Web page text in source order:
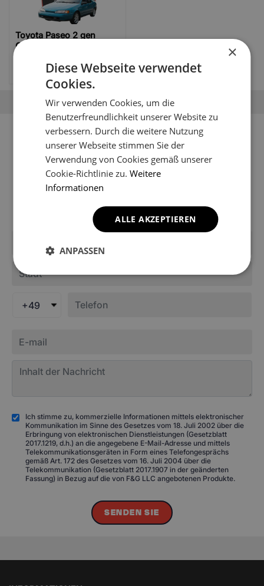
Toyota Paseo 2 gen
Coupe 2 Türer (1995-
EUR
Sie können Ihr Fahrzeugmodell
nicht finden?
Möglicherweise ist es noch nicht in den Katalog des
Shops aufgenommen worden. Schreiben Sie uns, um
+49
Ich stimme zu, kommerzielle Informationen mittels elektronischer
Kommunikation im Sinne des Gesetzes vom 18. Juli 2002 über die
Erbringung von elektronischen Dienstleistungen (Gesetzblatt
2017.1219, d.h.) an die angegebene E-Mail-Adresse und mittels
Telekommunikationsgeräten in Form eines Telefongesprächs
gemäß Art. 172 des Gesetzes vom 16. Juli 2004 über die
Telekommunikation (Gesetzblatt 2017.1907 in der geänderten
Fassung) in Bezug auf die von F&G LLC angebotenen Produkte.
SENDEN SIE
×
Diese Webseite verwendet
Cookies.
Wir verwenden Cookies, um die
Benutzerfreundlichkeit unserer Website zu
verbessern. Durch die weitere Nutzung
unserer Webseite stimmen Sie der
Verwendung von Cookies gemäß unserer
Cookie-Richtlinie zu.Weitere
Informationen
ALLE AKZEPTIEREN
ANPASSEN